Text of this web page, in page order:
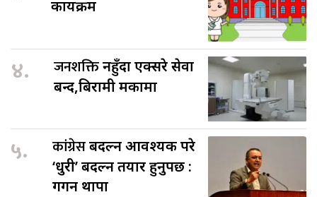
कार्यक्रम
४. जनशक्तिनहुँदा एक्सरे सेवा
बन्द,बिरामी मर्कामा
५. कांग्रेसबदल्न आवश्यक परे
‘धुरी’ बदल्न तयार हुनुपर्छ :
गगन थापा